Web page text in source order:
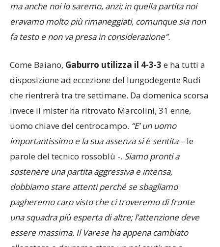
ma anche noi lo saremo, anzi; in quella partita noi
eravamo molto più rimaneggiati, comunque sia non
fa testo e non va presa in considerazione”.
Come Baiano, Gaburro utilizza il 4-3-3 e ha tutti a
disposizione ad eccezione del lungodegente Rudi
che rientrerà tra tre settimane. Da domenica scorsa
invece il mister ha ritrovato Marcolini, 31 enne,
uomo chiave del centrocampo. “E’ un uomo
importantissimo e la sua assenza si è sentita– le
parole del tecnico rossoblù -. Siamo pronti a
sostenere una partita aggressiva e intensa,
dobbiamo stare attenti perché se sbagliamo
pagheremo caro visto che ci troveremo di fronte
una squadra più esperta di altre; l’attenzione deve
essere massima. Il Varese ha appena cambiato